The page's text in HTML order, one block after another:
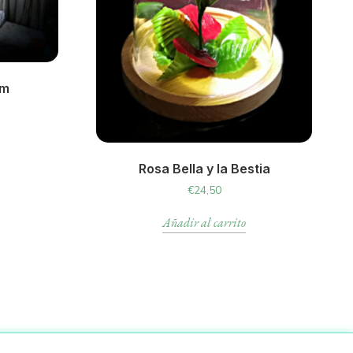
Rosa Bella y la Bestia
€24,50
Añadir al carrito